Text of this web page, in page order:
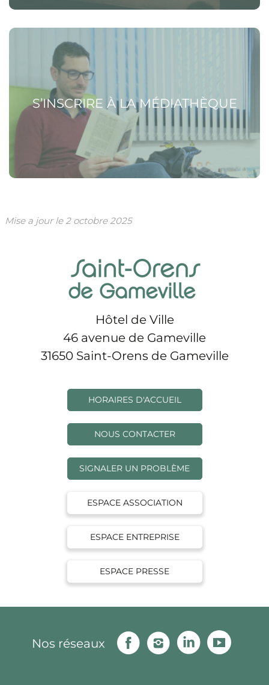
S’INSCRIRE À LA MÉDIATHÈQUE
Voir la page S’inscrire à la médiathèque
Mise a jour le2 octobre 2025
Hôtel de Ville
46 avenue de Gameville
31650 Saint-Orens de Gameville
HORAIRES D'ACCUEIL
NOUS CONTACTER
SIGNALER UN PROBLÈME
ESPACE ASSOCIATION
ESPACE ENTREPRISE
ESPACE PRESSE
Nos réseaux
FacebookInstagramLinkedin